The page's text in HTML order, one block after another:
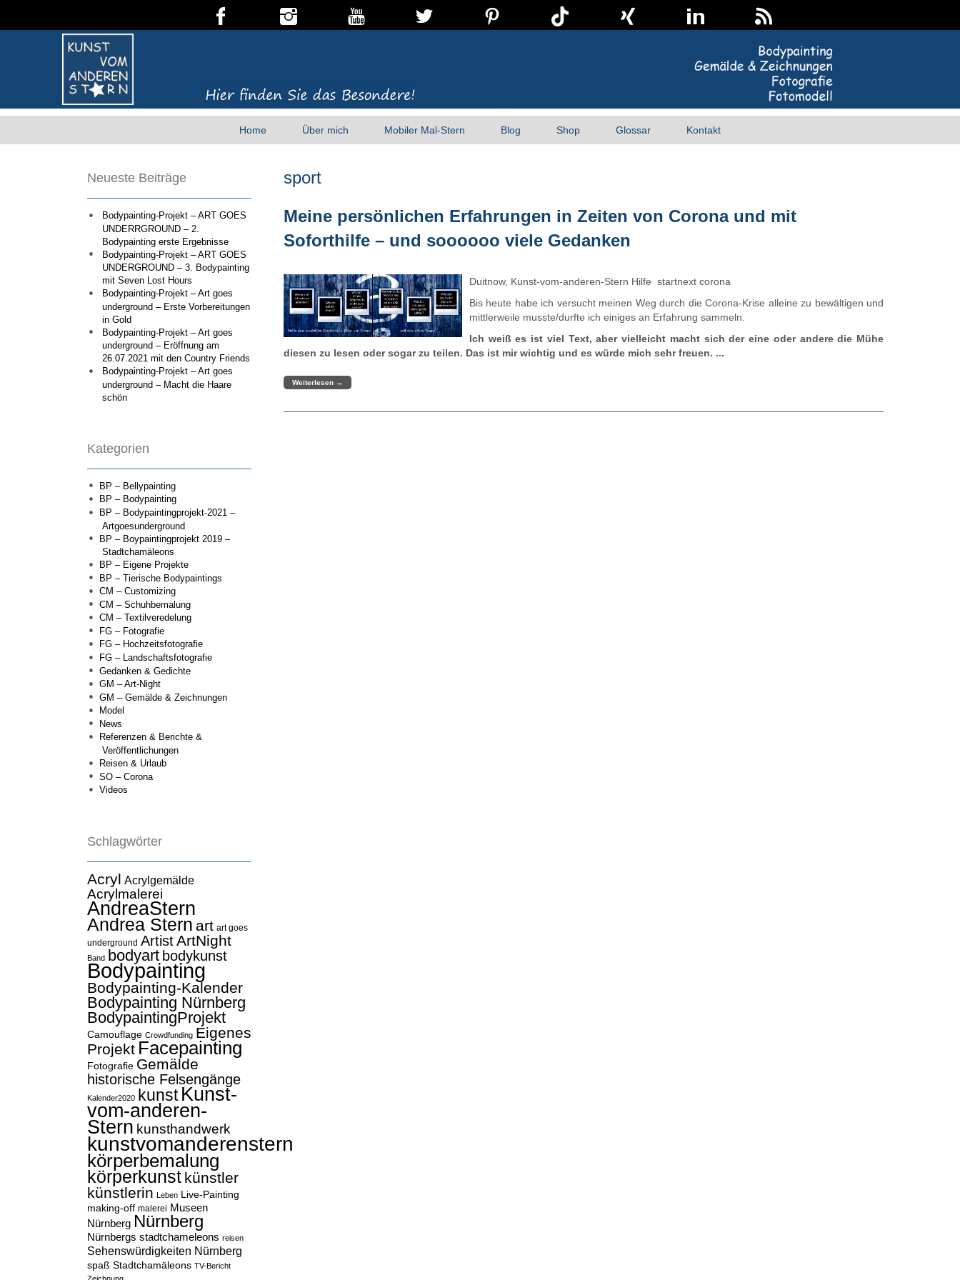
Home Über mich Mobiler Mal-Stern Blog Shop Glossar Kontakt
Neueste Beiträge
Bodypainting-Projekt – ART GOES
UNDERRGROUND – 2.
Bodypainting erste Ergebnisse
Bodypainting-Projekt – ART GOES
UNDERGROUND – 3. Bodypainting
mit Seven Lost Hours
Bodypainting-Projekt – Art goes
underground – Erste Vorbereitungen
in Gold
Bodypainting-Projekt – Art goes
underground – Eröffnung am
26.07.2021 mit den Country Friends
Bodypainting-Projekt – Art goes
underground – Macht die Haare
schön
Kategorien
BP – Bellypainting
BP – Bodypainting
BP – Bodypaintingprojekt-2021 –
Artgoesunderground
BP – Boypaintingprojekt 2019 –
Stadtchamäleons
BP – Eigene Projekte
BP – Tierische Bodypaintings
CM – Customizing
CM – Schuhbemalung
CM – Textilveredelung
FG – Fotografie
FG – Hochzeitsfotografie
FG – Landschaftsfotografie
Gedanken & Gedichte
GM – Art-Night
GM – Gemälde & Zeichnungen
Model
News
Referenzen & Berichte &
Veröffentlichungen
Reisen & Urlaub
SO – Corona
Videos
Schlagwörter
Acryl Acrylgemälde
Acrylmalerei
AndreaStern
Andrea Stern art art goes
underground ArtistArtNight
Band bodyart bodykunst
Bodypainting
Bodypainting-Kalender
Bodypainting Nürnberg
BodypaintingProjekt
Camouflage Crowdfunding Eigenes
Projekt Facepainting
Fotografie Gemälde
historische Felsengänge
Kalender2020 kunst Kunst-
vom-anderen-
Stern kunsthandwerk
kunstvomanderenstern
körperbemalung
körperkunst künstler
künstlerin Leben Live-Painting
making-off malerei Museen
Nürnberg Nürnberg
Nürnbergs stadtchameleons reisen
Sehenswürdigkeiten Nürnberg
spaß Stadtchamäleons TV-Bericht
sport
Meine persönlichen Erfahrungen in Zeiten von Corona und mit
Soforthilfe – und soooooo viele Gedanken
Duitnow, Kunst-vom-anderen-Stern Hilfe startnext corona
Bis heute habe ich versucht meinen Weg durch die Corona-Krise alleine zu bewältigen und
mittlerweile musste/durfte ich einiges an Erfahrung sammeln.
Ich weiß es ist viel Text, aber vielleicht macht sich der eine oder andere die Mühe
diesen zu lesen oder sogar zu teilen. Das ist mir wichtig und es würde mich sehr freuen. ...
Weiterlesen →